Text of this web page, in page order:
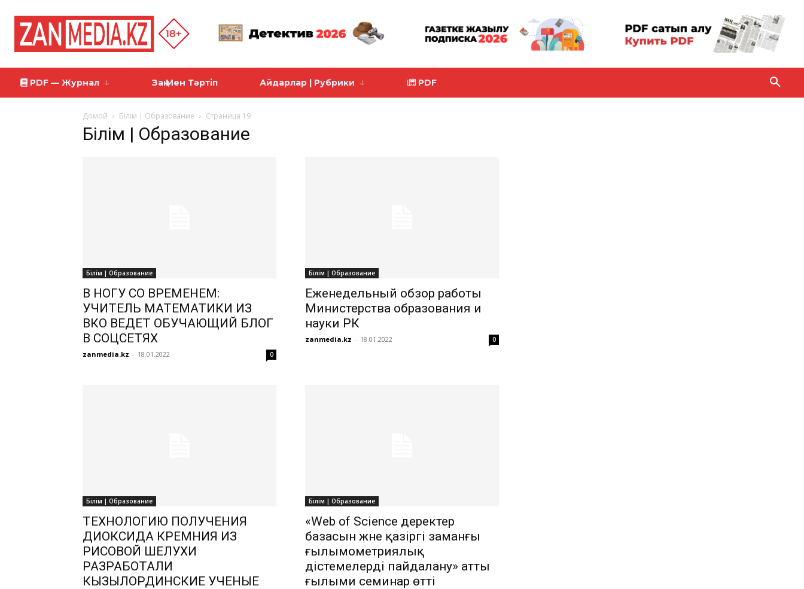
PDF — Журнал Заң Мен Тәртіп Айдарлар | Рубрики PDF
Домой Білім | Образование Страница 19
Білім | Образование
Білім | Образование
В НОГУ СО ВРЕМЕНЕМ:
УЧИТЕЛЬ МАТЕМАТИКИ ИЗ
ВКО ВЕДЕТ ОБУЧАЮЩИЙ БЛОГ
В СОЦСЕТЯХ
zanmedia.kz - 18.01.2022 0
Білім | Образование
Еженедельный обзор работы
Министерства образования и
науки РК
zanmedia.kz - 18.01.2022 0
Білім | Образование
ТЕХНОЛОГИЮ ПОЛУЧЕНИЯ
ДИОКСИДА КРЕМНИЯ ИЗ
РИСОВОЙ ШЕЛУХИ
РАЗРАБОТАЛИ
КЫЗЫЛОРДИНСКИЕ УЧЕНЫЕ
Білім | Образование
«Web of Science деректер
базасын және қазіргі заманғы
ғылымометриялық
әдістемелерді пайдалану» атты
ғылыми семинар өтті